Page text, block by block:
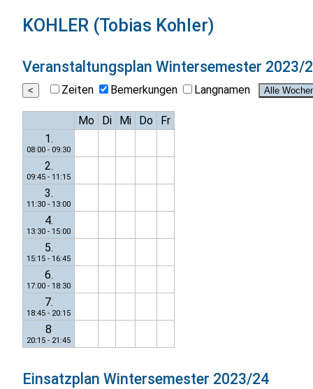
KOHLER (Tobias Kohler)
Veranstaltungsplan Wintersemester 2023/
Zeiten Bemerkungen Langnamen
Mo Di Mi Do
Fr
1.
08:00 - 09:30
2.
09:45 - 11:15
3.
11:30 - 13:00
4.
13:30 - 15:00
5.
15:15 - 16:45
6.
17:00 - 18:30
7.
18:45 - 20:15
8
20:15 - 21:45
Einsatzplan Wintersemester 2023/24